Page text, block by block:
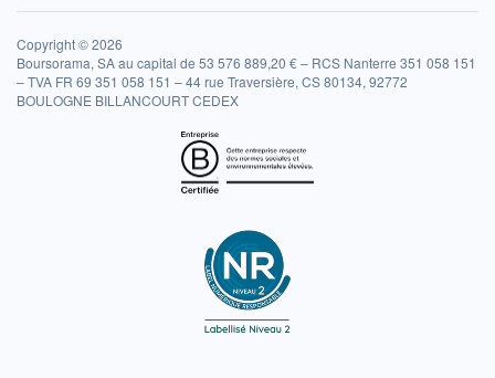
Copyright © 2026
Boursorama, SA au capital de 53 576 889,20 € – RCS Nanterre 351 058 151
– TVA FR 69 351 058 151 – 44 rue Traversière, CS 80134, 92772
BOULOGNE BILLANCOURT CEDEX